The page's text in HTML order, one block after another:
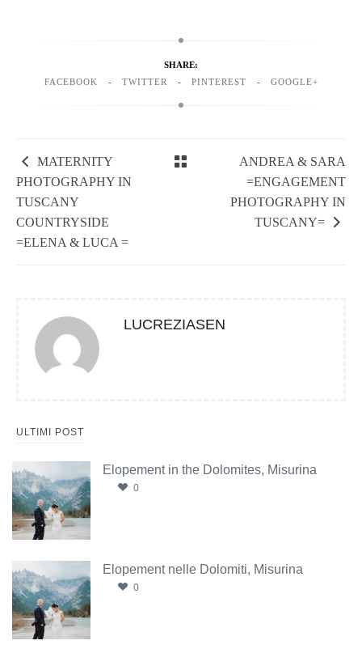
SHARE:
FACEBOOK
TWITTER PINTEREST GOOGLE+
MATERNITY
PHOTOGRAPHY IN
TUSCANY
COUNTRYSIDE
=ELENA & LUCA =
ANDREA & SARA
=ENGAGEMENT
PHOTOGRAPHY IN
TUSCANY=
LUCREZIASEN
ULTIMI POST
Elopement in the Dolomites, Misurina
0
Elopement nelle Dolomiti, Misurina
0